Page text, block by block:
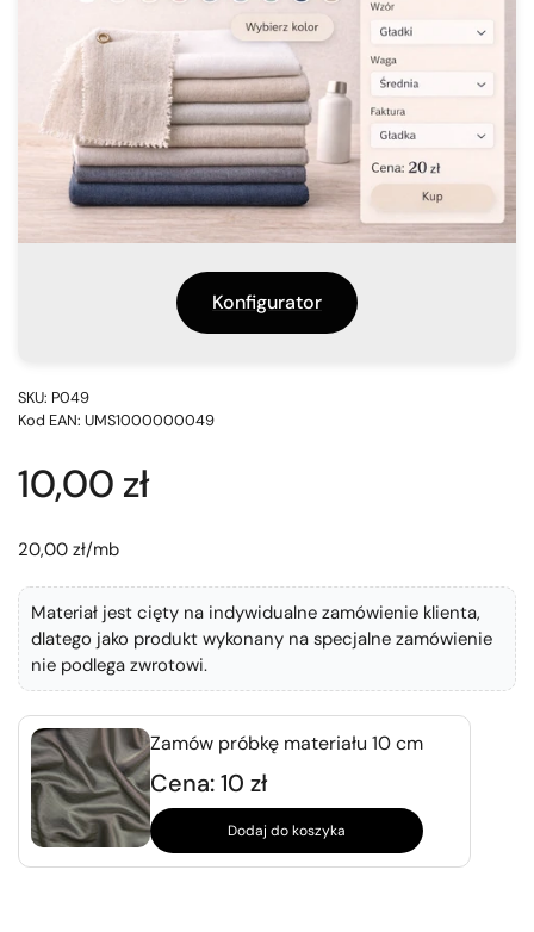
Konfigurator
SKU: P049
Kod EAN: UMS1000000049
10,00 zł
20,00 zł/mb
Materiał jest cięty na indywidualne zamówienie klienta,
dlatego jako produkt wykonany na specjalne zamówienie
nie podlega zwrotowi.
Zamów próbkę materiału 10 cm
Cena: 10 zł
Dodaj do koszyka